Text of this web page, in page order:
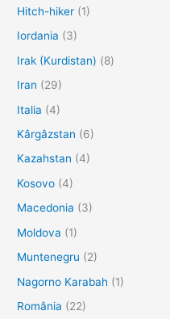
Hitch-hiker (1)
Iordania (3)
Irak (Kurdistan) (8)
Iran (29)
Italia (4)
Kârgâzstan (6)
Kazahstan (4)
Kosovo (4)
Macedonia (3)
Moldova (1)
Muntenegru (2)
Nagorno Karabah (1)
România (22)